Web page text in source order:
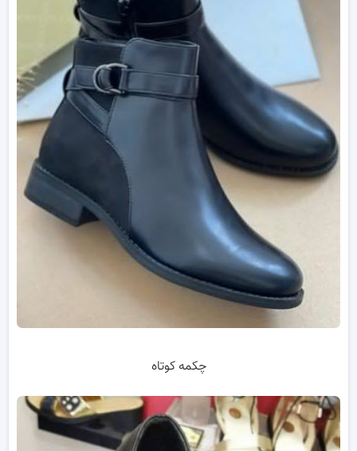
چکمه کوتاه